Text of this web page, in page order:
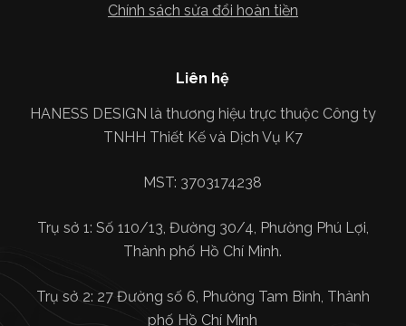
Chính sách sửa đổi hoàn tiền
Liên hệ
HANESS DESIGN là thương hiệu trực thuộc Công ty
TNHH Thiết Kế và Dịch Vụ K7
MST: 3703174238
Trụ sở 1: Số 110/13, Đường 30/4, Phường Phú Lợi,
Thành phố Hồ Chí Minh.
Trụ sở 2: 27 Đường số 6, Phường Tam Bình, Thành
phố Hồ Chí Minh